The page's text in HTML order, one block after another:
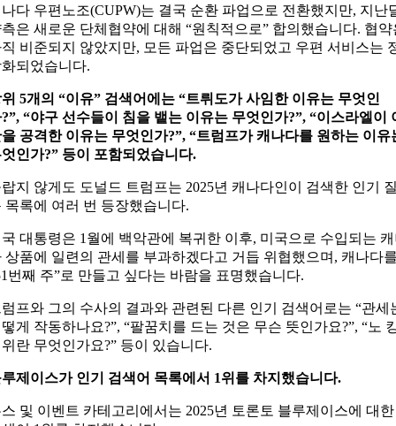
다 우편노조(CUPW)는 결국 순환 파업으로 전환했지만, 지난
은 새로운 단체협약에 대해 “원칙적으로” 합의했습니다. 협약
비준되지 않았지만, 모든 파업은 중단되었고 우편 서비스는
되었습니다.
5개의 “이유” 검색어에는 “트뤼도가 사임한 이유는 무엇인
“야구 선수들이 침을 뱉는 이유는 무엇인가?”, “이스라엘이
공격한 이유는 무엇인가?”, “트럼프가 캐나다를 원하는 이유
인가?” 등이 포함되었습니다.
지 않게도 도널드 트럼프는 2025년 캐나다인이 검색한 인기
목록에 여러 번 등장했습니다.
대통령은 1월에 백악관에 복귀한 이후, 미국으로 수입되는
상품에 일련의 관세를 부과하겠다고 거듭 위협했으며, 캐나다
번째 주”로 만들고 싶다는 바람을 표명했습니다.
프와 그의 수사의 결과와 관련된 다른 인기 검색어로는 “관세
게 작동하나요?”, “팔꿈치를 드는 것은 무슨 뜻인가요?”, “노
란 무엇인가요?” 등이 있습니다.
제이스가 인기 검색어 목록에서 1위를 차지했습니다.
및 이벤트 카테고리에서는 2025년 토론토 블루제이스에 대한